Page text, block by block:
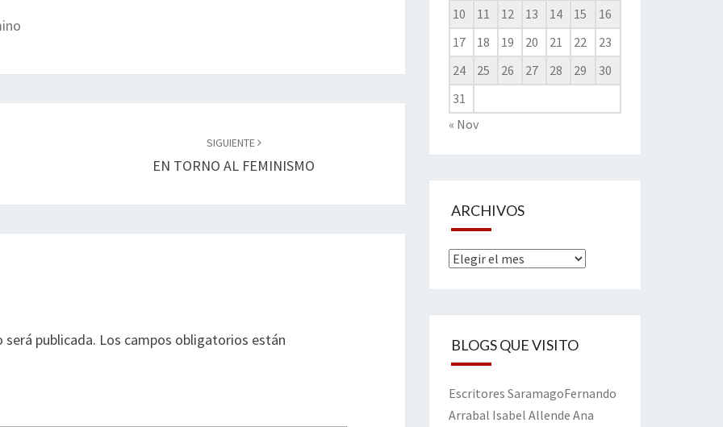
SIGUIENTE
EN TORNO AL FEMINISMO
publicada. Los campos obligatorios están
10
11 12 13 14 15
16
17
18 19 20 21 22
23
24
25 26 27 28 29
30
31
« Nov
ARCHIVOS
Archivos
BLOGS QUE VISITO
Escritores SaramagoFernando
Arrabal Isabel Allende Ana